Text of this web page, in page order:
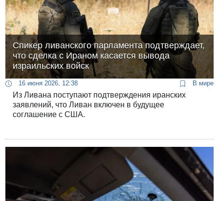
Спикер ливанского парламента подтверждает,
что сделка с Ираном касается вывода
израильских войск
16 июня 2026, 12:38 В мире
Из Ливана поступают подтверждения иранских
заявлений, что Ливан включен в будущее
соглашение с США.